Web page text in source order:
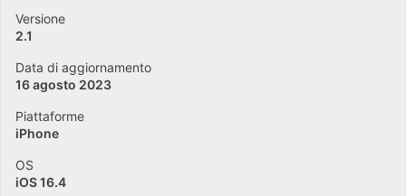
Versione
2.1
Data di aggiornamento
16 agosto 2023
Piattaforme
iPhone
OS
iOS 16.4